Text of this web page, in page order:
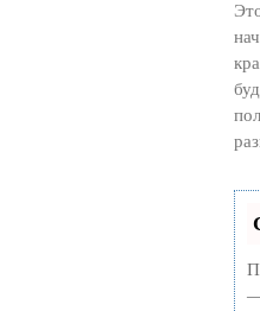
—